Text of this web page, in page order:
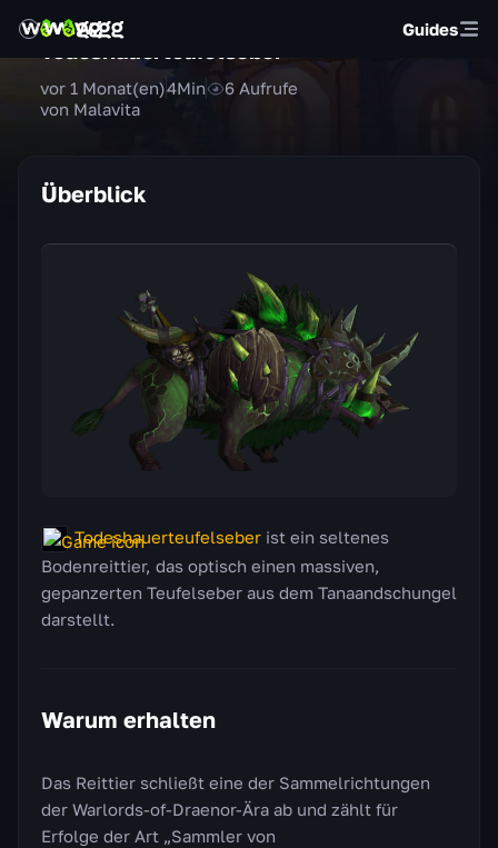
Guides
von Malavita
vor 1 Monat(en)4Min 6 Aufrufe
Überblick
Todeshauerteufelseber ist ein seltenes
Bodenreittier, das optisch einen massiven,
gepanzerten Teufelseber aus dem Tanaandschungel
darstellt.
Warum erhalten
Das Reittier schließt eine der Sammelrichtungen
der Warlords-of-Draenor-Ära ab und zählt für
Erfolge der Art „Sammler von